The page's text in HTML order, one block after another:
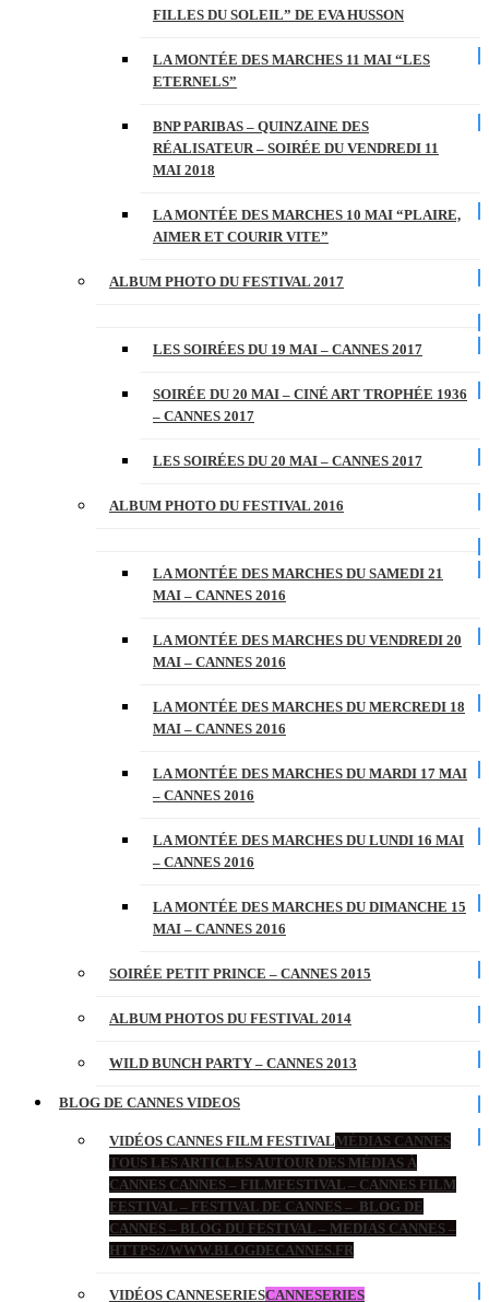
FILLES DU SOLEIL” DE EVA HUSSON
LA MONTÉE DES MARCHES 11 MAI “LES
ETERNELS”
BNP PARIBAS – QUINZAINE DES
RÉALISATEUR – SOIRÉE DU VENDREDI 11
MAI 2018
LA MONTÉE DES MARCHES 10 MAI “PLAIRE,
AIMER ET COURIR VITE”
ALBUM PHOTO DU FESTIVAL 2017
LES SOIRÉES DU 19 MAI – CANNES 2017
SOIRÉE DU 20 MAI – CINÉ ART TROPHÉE 1936
– CANNES 2017
LES SOIRÉES DU 20 MAI – CANNES 2017
ALBUM PHOTO DU FESTIVAL 2016
LA MONTÉE DES MARCHES DU SAMEDI 21
MAI – CANNES 2016
LA MONTÉE DES MARCHES DU VENDREDI 20
MAI – CANNES 2016
LA MONTÉE DES MARCHES DU MERCREDI 18
MAI – CANNES 2016
LA MONTÉE DES MARCHES DU MARDI 17 MAI
– CANNES 2016
LA MONTÉE DES MARCHES DU LUNDI 16 MAI
– CANNES 2016
LA MONTÉE DES MARCHES DU DIMANCHE 15
MAI – CANNES 2016
SOIRÉE PETIT PRINCE – CANNES 2015
ALBUM PHOTOS DU FESTIVAL 2014
WILD BUNCH PARTY – CANNES 2013
BLOG DE CANNES VIDEOS
VIDÉOS CANNES FILM FESTIVALMÉDIAS CANNES
TOUS LES ARTICLES AUTOUR DES MÉDIAS À
CANNES CANNES – FILMFESTIVAL – CANNES FILM
FESTIVAL – FESTIVAL DE CANNES – BLOG DE
CANNES – BLOG DU FESTIVAL – MEDIAS CANNES –
HTTPS://WWW.BLOGDECANNES.FR
VIDÉOS CANNESERIESCANNESERIES